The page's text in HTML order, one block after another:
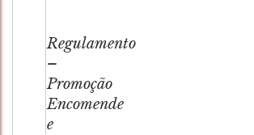
Regulamento
–
Promoção
Encomende
e